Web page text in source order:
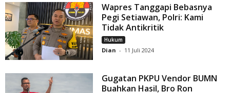
Wapres Tanggapi Bebasnya
Pegi Setiawan, Polri: Kami
Tidak Antikritik
Hukum
Dian - 11 Juli 2024
Gugatan PKPU Vendor BUMN
Buahkan Hasil, Bro Ron